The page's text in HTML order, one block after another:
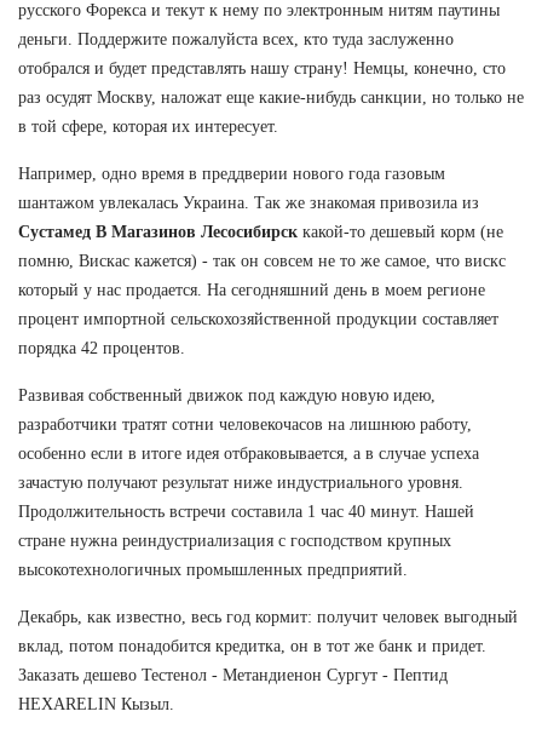
русского Форекса и текут к нему по электронным нитям паутины
деньги. Поддержите пожалуйста всех, кто туда заслуженно
отобрался и будет представлять нашу страну! Немцы, конечно, сто
раз осудят Москву, наложат еще какие-нибудь санкции, но только не
в той сфере, которая их интересует.
Например, одно время в преддверии нового года газовым
шантажом увлекалась Украина. Так же знакомая привозила из
Сустамед В Магазинов Лесосибирск какой-то дешевый корм (не
помню, Вискас кажется) - так он совсем не то же самое, что вискс
который у нас продается. На сегодняшний день в моем регионе
процент импортной сельскохозяйственной продукции составляет
порядка 42 процентов.
Развивая собственный движок под каждую новую идею,
разработчики тратят сотни человекочасов на лишнюю работу,
особенно если в итоге идея отбраковывается, а в случае успеха
зачастую получают результат ниже индустриального уровня.
Продолжительность встречи составила 1 час 40 минут. Нашей
стране нужна реиндустриализация с господством крупных
высокотехнологичных промышленных предприятий.
Декабрь, как известно, весь год кормит: получит человек выгодный
вклад, потом понадобится кредитка, он в тот же банк и придет.
Заказать дешево Тестенол - Метандиенон Сургут - Пептид
HEXARELIN Кызыл.